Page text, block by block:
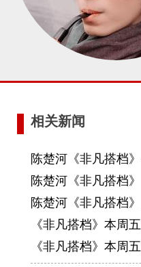
相关新闻
陈楚河《非凡搭档
陈楚河《非凡搭档
陈楚河《非凡搭档
《非凡搭档》本周
《非凡搭档》本周